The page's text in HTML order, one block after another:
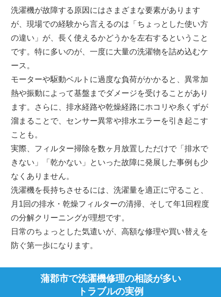
洗濯機が故障する原因にはさまざまな要素があります
が、現場での経験から言えるのは「ちょっとした使い方
の違い」が、長く使えるかどうかを左右するということ
です。特に多いのが、一度に大量の洗濯物を詰め込むケ
ース。
モーターや駆動ベルトに過度な負荷がかかると、異常加
熱や振動によって基盤までダメージを受けることがあり
ます。さらに、排水経路や乾燥経路にホコリや糸くずが
溜まることで、センサー異常や排水エラーを引き起こす
ことも。
実際、フィルター掃除を数ヶ月放置しただけで「排水で
きない」「乾かない」といった故障に発展した事例も少
なくありません。
洗濯機を長持ちさせるには、洗濯量を適正に守ること、
月1回の排水・乾燥フィルターの清掃、そして年1回程度
の分解クリーニングが理想です。
日常のちょっとした気遣いが、高額な修理や買い替えを
防ぐ第一歩になります。
蒲郡市で洗濯機修理の相談が多い
トラブルの実例